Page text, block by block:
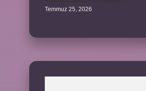
Temmuz 25, 2026